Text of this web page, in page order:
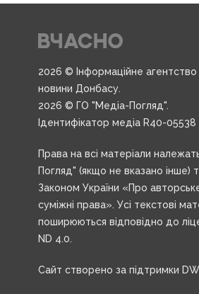
2026 © Інформаційне
новини Донбасу.
2026 © ГО "Медіа-Погляд".
Ідентифікатор медіа R40-05538
Права на всі матеріали
Погляд" (якщо не вказано інше)
Законом України «Про
суміжні права». Усі текстові
поширюються відповідно до
ND 4.0.
Сайт створено за підтримки